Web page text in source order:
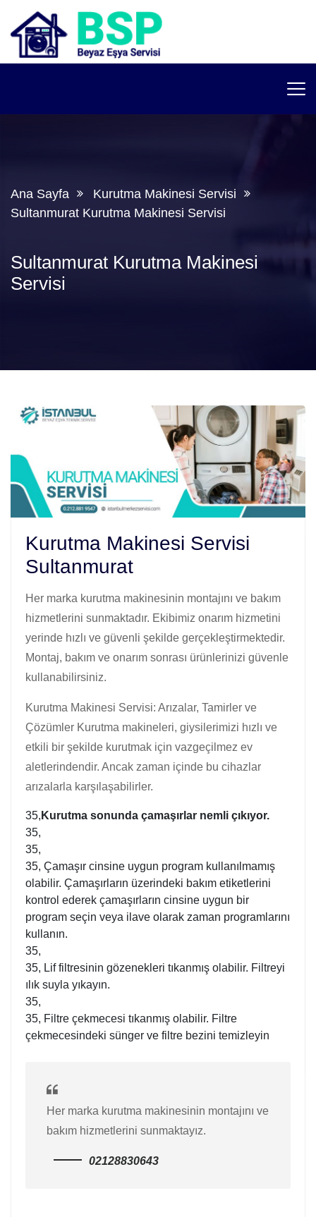
Ana Sayfa
Kurutma Makinesi Servisi
Sultanmurat Kurutma Makinesi Servisi
Sultanmurat Kurutma Makinesi
Servisi
Kurutma Makinesi Servisi
Sultanmurat
Her marka kurutma makinesinin montajını ve bakım
hizmetlerini sunmaktadır. Ekibimiz onarım hizmetini
yerinde hızlı ve güvenli şekilde gerçekleştirmektedir.
Montaj, bakım ve onarım sonrası ürünlerinizi güvenle
kullanabilirsiniz.
Kurutma Makinesi Servisi: Arızalar, Tamirler ve
Çözümler Kurutma makineleri, giysilerimizi hızlı ve
etkili bir şekilde kurutmak için vazgeçilmez ev
aletlerindendir. Ancak zaman içinde bu cihazlar
arızalarla karşılaşabilirler.
35, Kurutma sonunda çamaşırlar nemli çıkıyor.
35,
35,
35, Çamaşır cinsine uygun program kullanılmamış
olabilir. Çamaşırların üzerindeki bakım etiketlerini
kontrol ederek çamaşırların cinsine uygun bir
program seçin veya ilave olarak zaman programlarını
kullanın.
35,
35, Lif filtresinin gözenekleri tıkanmış olabilir. Filtreyi
ılık suyla yıkayın.
35,
35, Filtre çekmecesi tıkanmış olabilir. Filtre
çekmecesindeki sünger ve filtre bezini temizleyin
Her marka kurutma makinesinin montajını ve
bakım hizmetlerini sunmaktayız.
02128830643